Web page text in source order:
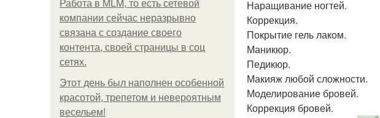
Работа в MLM, то есть сетевой
компании сейчас неразрывно
связана с создание своего
контента, своей страницы в соц
сетях.
Этот день был наполнен особенной
красотой, трепетом и невероятным
весельем!
Наращивание ногтей.
Коррекция.
Покрытие гель лаком.
Маникюр.
Педикюр.
Макияж любой сложности.
Моделирование бровей.
Коррекция бровей.